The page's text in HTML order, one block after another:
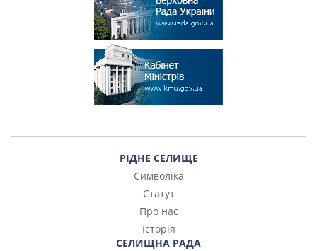
РІДНЕ СЕЛИЩЕ
Символіка
Статут
Про нас
Історія
СЕЛИЩНА РАДА